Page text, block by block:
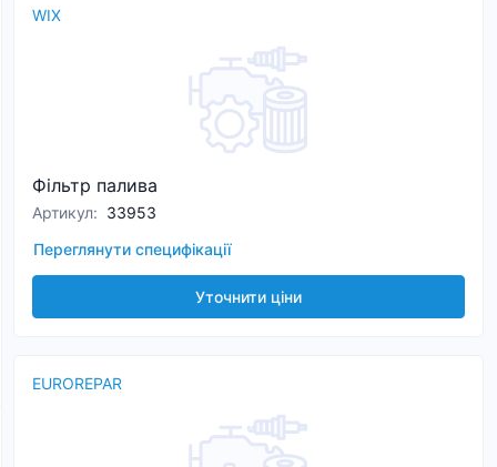
WIX
Фільтр палива
Артикул: 33953
Переглянути специфікації
Уточнити ціни
EUROREPAR